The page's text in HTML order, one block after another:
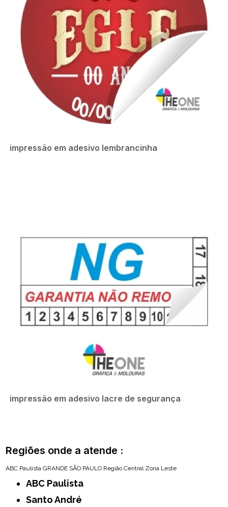
impressão em adesivo lembrancinha
impressão em adesivo lacre de segurança
Regiões onde a atende :
ABC Paulista GRANDE SÃO PAULO Região Central Zona Leste
ABC Paulista
Santo André